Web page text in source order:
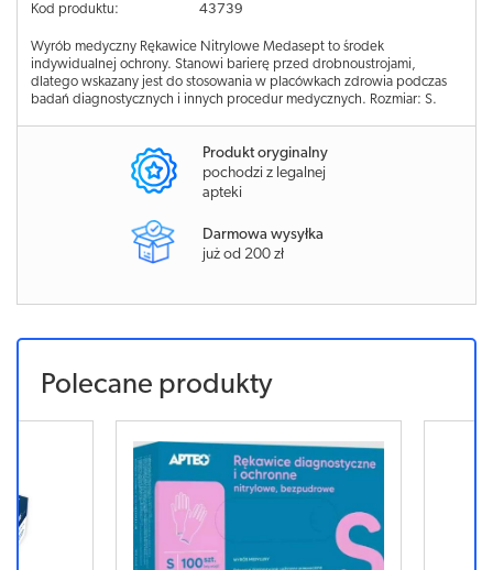
Kod produktu:
43739
Wyrób medyczny Rękawice Nitrylowe Medasept to środek
indywidualnej ochrony. Stanowi barierę przed drobnoustrojami,
dlatego wskazany jest do stosowania w placówkach zdrowia podczas
badań diagnostycznych i innych procedur medycznych. Rozmiar: S.
Produkt oryginalny
pochodzi z legalnej
apteki
Darmowa wysyłka
już od 200 zł
Polecane produkty